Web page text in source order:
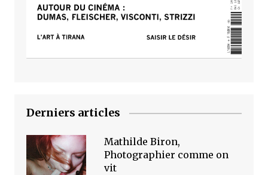
Derniers articles
Mathilde Biron,
Photographier comme on
vit